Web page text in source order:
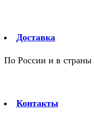
Доставка
По России и в
Контакты